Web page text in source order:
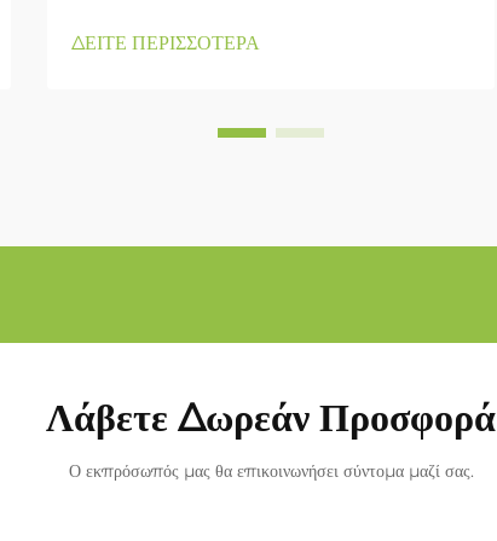
ΔΕΙΤΕ ΠΕΡΙΣΣΟΤΕΡΑ
Λάβετε Δωρεάν Προσφορά
Ο εκπρόσωπός μας θα επικοινωνήσει σύντομα μαζί σας.